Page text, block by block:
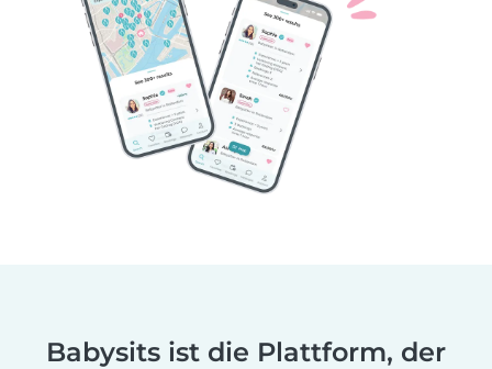
Babysits ist die Plattform, der